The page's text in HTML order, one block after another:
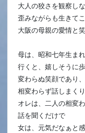
大人の狡さを観察し
歪みながらも生きて
大阪の母親の愛情と
母は、昭和七年生ま
行くと、嬉しそうに
変わらぬ笑顔であり
相変わらず話しまく
オレは、二人の相変
話を聞くだけで
女は、元気だなぁと